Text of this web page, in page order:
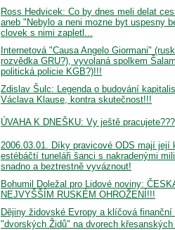
Ross Hedvicek: Co by dnes meli delat
aneb "Nebylo a neni mozne byt uspesny
clovek s nimi zapletl...
Internetová "Causa Angelo Giormani"
rozvědka GRU?), vyvolaná spolkem
politická policie KGB?)!!!
Zdislav Šulc: Legenda o budování
Václava Klause, kontra skutečnost!!!
ÚVAHA K DNEŠKU: Vy ještě pracujete???
2006.03.01. Díky pravicové ODS mají její
estébáčtí tuneláři šanci s nakradenými
snadno a beztrestně vyváznout!
Bohumil Doležal pro Lidové noviny:
NEJVYŠŠÍM RUSKÉM OHROŽENÍ!!!
Dějiny židovské Evropy a klíčová finanční
"dvorských Židů" na dvorech